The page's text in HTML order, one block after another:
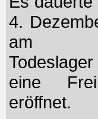
4.
am
eine
eröffnet.